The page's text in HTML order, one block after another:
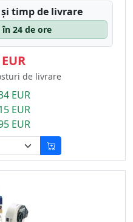
timp de livrare
în 24 de ore
de livrare
EUR
EUR
EUR